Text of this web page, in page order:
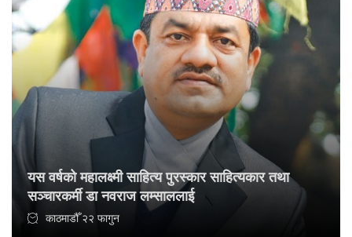
यस वर्षको महालक्ष्मी साहित्य पुरस्कार साहित्यकार तथा
सञ्चारकर्मी डा नवराज लम्साललाई
काठमाडौँ २२ फागुन